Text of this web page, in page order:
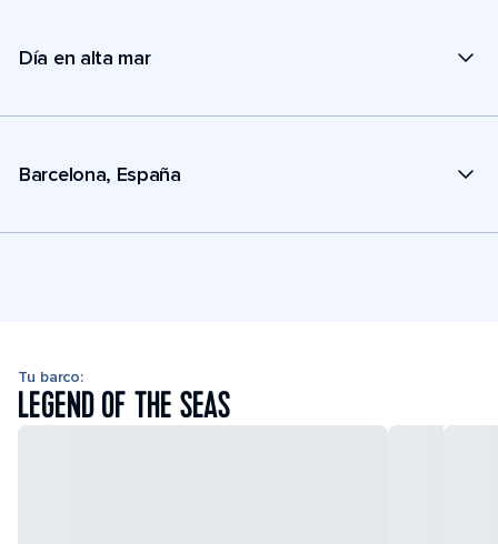
Día en alta mar
Barcelona, España
Tu barco:
LEGEND OF THE SEAS